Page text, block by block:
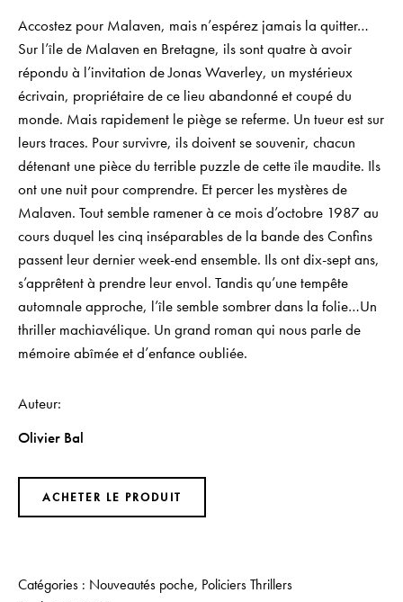
Accostez pour Malaven, mais n’espérez jamais la quitter…
Sur l’île de Malaven en Bretagne, ils sont quatre à avoir
répondu à l’invitation de Jonas Waverley, un mystérieux
écrivain, propriétaire de ce lieu abandonné et coupé du
monde. Mais rapidement le piège se referme. Un tueur est sur
leurs traces. Pour survivre, ils doivent se souvenir, chacun
détenant une pièce du terrible puzzle de cette île maudite. Ils
ont une nuit pour comprendre. Et percer les mystères de
Malaven. Tout semble ramener à ce mois d’octobre 1987 au
cours duquel les cinq inséparables de la bande des Confins
passent leur dernier week-end ensemble. Ils ont dix-sept ans,
s’apprêtent à prendre leur envol. Tandis qu’une tempête
automnale approche, l’île semble sombrer dans la folie…Un
thriller machiavélique. Un grand roman qui nous parle de
mémoire abîmée et d’enfance oubliée.
Auteur
Olivier Bal
ACHETER LE PRODUIT
Catégories : Nouveautés poche, Policiers Thrillers